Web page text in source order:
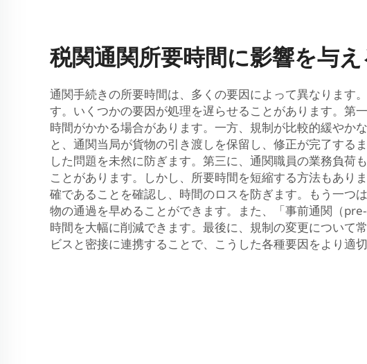
税関通関所要時間に影響を与
通関手続きの所要時間は、多くの要因によって異なります
す。いくつかの要因が処理を遅らせることがあります。第
時間がかかる場合があります。一方、規制が比較的緩やか
と、通関当局が貨物の引き渡しを保留し、修正が完了する
した問題を未然に防ぎます。第三に、通関職員の業務負荷
ことがあります。しかし、所要時間を短縮する方法もあり
確であることを確認し、時間のロスを防ぎます。もう一つ
物の通過を早めることができます。また、「事前通関（
時間を大幅に削減できます。最後に、規制の変更について
ビスと密接に連携することで、こうした各種要因をより適